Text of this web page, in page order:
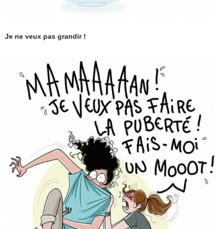
Je ne veux pas grandir !